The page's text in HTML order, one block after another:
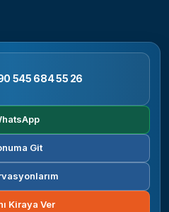
545 684 55 26
Git
Kiraya Ver